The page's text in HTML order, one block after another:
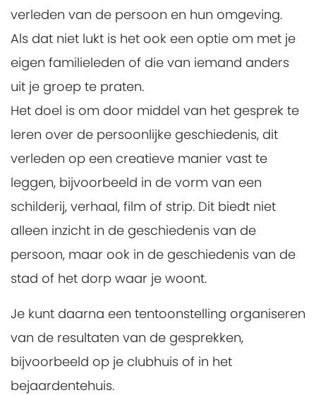
verleden van de persoon en hun omgeving.
Als dat niet lukt is het ook een optie om met je
eigen familieleden of die van iemand anders
uit je groep te praten.
Het doel is om door middel van het gesprek te
leren over de persoonlijke geschiedenis, dit
verleden op een creatieve manier vast te
leggen, bijvoorbeeld in de vorm van een
schilderij, verhaal, film of strip. Dit biedt niet
alleen inzicht in de geschiedenis van de
persoon, maar ook in de geschiedenis van de
stad of het dorp waar je woont.
Je kunt daarna een tentoonstelling organiseren
van de resultaten van de gesprekken,
bijvoorbeeld op je clubhuis of in het
bejaardentehuis.